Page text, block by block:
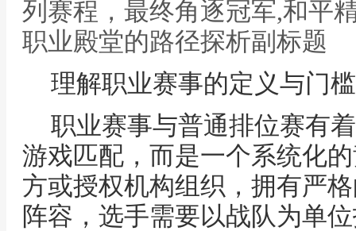
列赛程，最终角逐冠军,和平
职业殿堂的路径探析副标题
理解职业赛事的定义与门槛
职业赛事与普通排位赛有
游戏匹配，而是一个系统化
方或授权机构组织，拥有严
阵容，选手需要以战队为单